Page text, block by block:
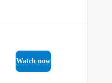
Watch now